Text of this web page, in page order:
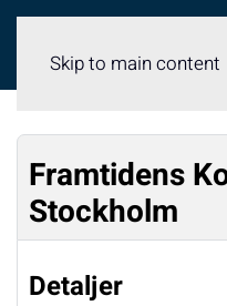
Skip to main content
Framtidens
Stockholm
Detaljer